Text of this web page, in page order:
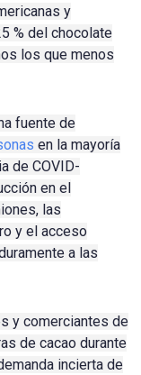
y
% del chocolate
los que menos
fuente de
en la mayoría
de COVID-
en el
las
yel acceso
a las
y comerciantes de
de cacao durante
incierta de